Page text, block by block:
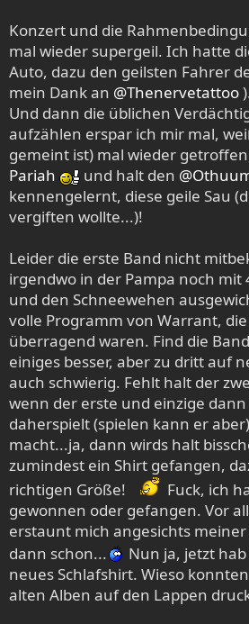
Konzert und die
mal wieder supergeil. Ich hatte
Auto, dazu den geilsten Fahrer
mein Dank an @Thenervetattoo
Und dann die üblichen
aufzählen erspar ich mir mal,
gemeint ist) mal wieder
Pariah
und halt den
kennengelernt, diese geile Sau
vergiften wollte...)!
Leider die erste Band nicht
irgendwo in der Pampa noch
und den Schneewehen
volle Programm von Warrant,
überragend waren. Find die
einiges besser, aber zu dritt auf
auch schwierig. Fehlt halt der
wenn der erste und einzige
daherspielt (spielen kann er
macht...ja, dann wirds halt
zumindest ein Shirt gefangen,
richtigen Größe!
Fuck, ich
gewonnen oder gefangen. Vor
erstaunt mich angesichts
dann schon...
Nun ja, jetzt
neues Schlafshirt. Wieso
alten Alben auf den Lappen